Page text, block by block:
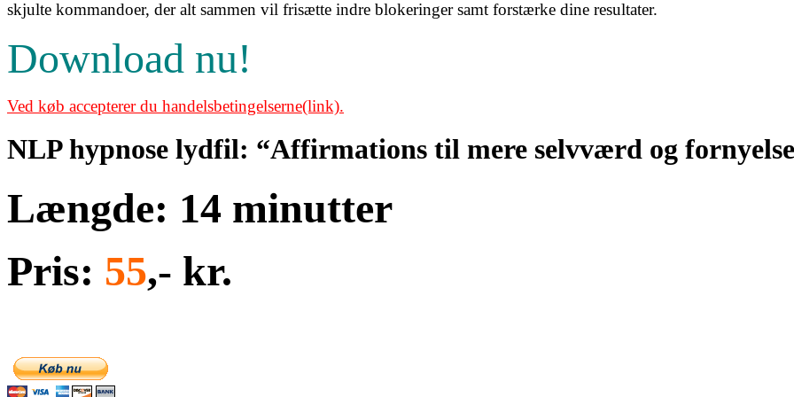
skjulte kommandoer, der alt sammen vil frisætte indre blokeringer samt forstærke dine resultater.
Download nu!
Ved køb accepterer du handelsbetingelserne(link).
NLP hypnose lydfil: “Affirmations til mere selvværd og
Længde: 14 minutter
Pris: 55,- kr.